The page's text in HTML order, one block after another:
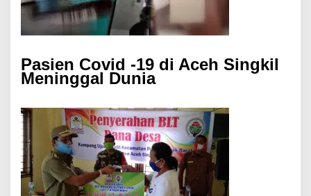
Pasien Covid -19 di Aceh Singkil
Meninggal Dunia